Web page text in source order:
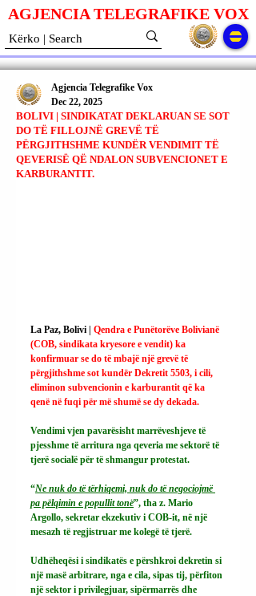
AGJENCIA TELEGRAFIKE VOX
BOLIVI | SINDIKATAT DEKLARUAN SE SOT
DO TË FILLOJNË GREVË TË
PËRGJITHSHME KUNDËR VENDIMIT TË
QEVERISË QË NDALON SUBVENCIONET E
KARBURANTIT.
Agjencia Telegrafike Vox
Dec 22, 2025
La Paz, Bolivi | Qendra e Punëtorëve Bolivianë
(COB, sindikata kryesore e vendit) ka
konfirmuar se do të mbajë një grevë të
përgjithshme sot kundër Dekretit 5503, i cili,
eliminon subvencionin e karburantit që ka
qenë në fuqi për më shumë se dy dekada.
Vendimi vjen pavarësisht marrëveshjeve të
pjesshme të arritura nga qeveria me sektorë të
tjerë socialë për të shmangur protestat.
“Ne nuk do të tërhiqemi, nuk do të negociojmë
pa pëlqimin e popullit tonë”, tha z. Mario
Argollo, sekretar ekzekutiv i COB-it, në një
mesazh të regjistruar me kolegë të tjerë.
Udhëheqësi i sindikatës e përshkroi dekretin si
një masë arbitrare, nga e cila, sipas tij, përfiton
një sektor i privilegjuar, sipërmarrës dhe